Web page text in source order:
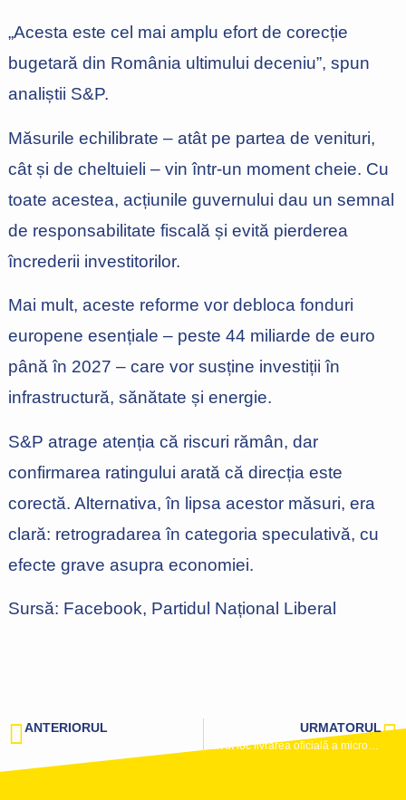
„Acesta este cel mai amplu efort de corecție
bugetară din România ultimului deceniu”, spun
analiștii S&P.
Măsurile echilibrate – atât pe partea de venituri,
cât și de cheltuieli – vin într-un moment cheie. Cu
toate acestea, acțiunile guvernului dau un semnal
de responsabilitate fiscală și evită pierderea
încrederii investitorilor.
Mai mult, aceste reforme vor debloca fonduri
europene esențiale – peste 44 miliarde de euro
până în 2027 – care vor susține investiții în
infrastructură, sănătate și energie.
S&P atrage atenția că riscuri rămân, dar
confirmarea ratingului arată că direcția este
corectă. Alternativa, în lipsa acestor măsuri, era
clară: retrogradarea în categoria speculativă, cu
efecte grave asupra economiei.
Sursă: Facebook, Partidul Național Liberal
ANTERIORUL URMATORUL
A avut loc livrarea oficială a microbuzelor electrice către unitățile administrativ-teritoriale beneficiare din județul Constanța